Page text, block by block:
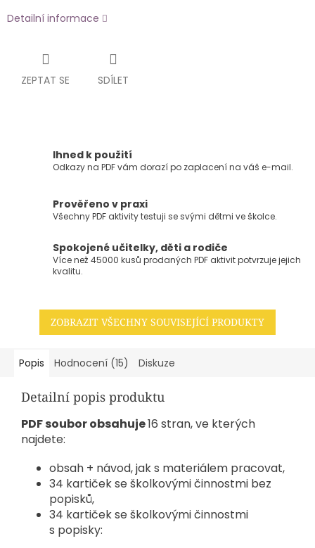
Detailní informace
ZEPTAT SE SDÍLET
Ihned k použití
Odkazy na PDF vám dorazí po zaplacení na váš e-mail.
Prověřeno v praxi
Všechny PDF aktivity testuji se svými dětmi ve školce.
Spokojené učitelky, děti a rodiče
Více než 45000 kusů prodaných PDF aktivit potvrzuje jejich
kvalitu.
ZOBRAZIT VŠECHNY SOUVISEJÍCÍ PRODUKTY
Popis Hodnocení (15) Diskuze
Detailní popis produktu
PDF soubor obsahuje16 stran, ve kterých
najdete:
obsah + návod, jak s materiálem pracovat,
34 kartiček se školkovými činnostmi bez
popisků,
34 kartiček se školkovými činnostmi
s popisky: